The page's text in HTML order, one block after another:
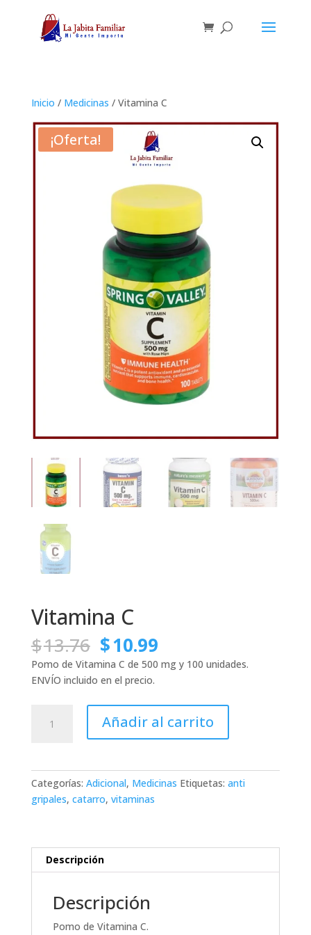
Inicio / Medicinas / Vitamina C
¡Oferta!
Vitamina C
$13.76 El
precio
original
era:
$13.76.
$10.99El
precio
actual
$10.99.
Pomo de Vitamina C de 500 mg y 100 unidades.
ENVÍO incluido en el precio.
Añadir al carrito
Categorías: Adicional, Medicinas Etiquetas: anti
gripales, catarro, vitaminas
Descripción
Descripción
Pomo de Vitamina C.